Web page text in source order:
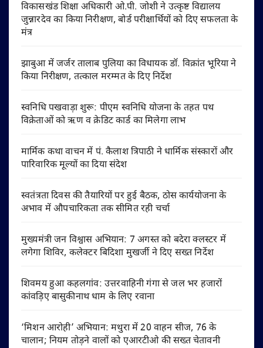
विकासखंड शिक्षा अधिकारी ओ.पी. जोशी ने उत्कृष्ट विद्यालय
जुन्नारदेव का किया निरीक्षण, बोर्ड परीक्षार्थियों को दिए सफलता के
मंत्र
झाबुआ में जर्जर तालाब पुलिया का विधायक डॉ. विक्रांत भूरिया ने
किया निरीक्षण, तत्काल मरम्मत के दिए निर्देश
स्वनिधि पखवाड़ा शुरू: पीएम स्वनिधि योजना के तहत पथ
विक्रेताओं को ऋण व क्रेडिट कार्ड का मिलेगा लाभ
मार्मिक कथा वाचन में पं. कैलाश त्रिपाठी ने धार्मिक संस्कारों और
पारिवारिक मूल्यों का दिया संदेश
स्वतंत्रता दिवस की तैयारियों पर हुई बैठक, ठोस कार्ययोजना के
अभाव में औपचारिकता तक सीमित रही चर्चा
मुख्यमंत्री जन विश्वास अभियान: 7 अगस्त को बदेरा क्लस्टर में
लगेगा शिविर, कलेक्टर बिदिशा मुखर्जी ने दिए सख्त निर्देश
शिवमय हुआ कहलगांव: उत्तरवाहिनी गंगा से जल भर हजारों
कांवड़िए बासुकीनाथ धाम के लिए रवाना
‘मिशन आरोही’ अभियान: मथुरा में 20 वाहन सीज, 76 के
चालान; नियम तोड़ने वालों को एआरटीओ की सख्त चेतावनी